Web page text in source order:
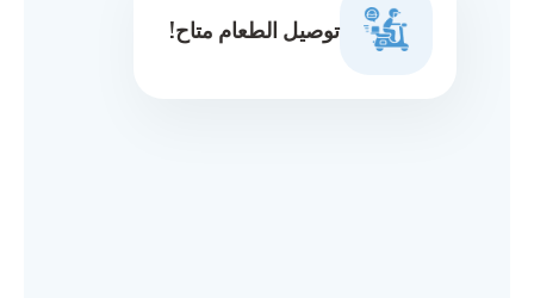
توصيل الطعام متاح!